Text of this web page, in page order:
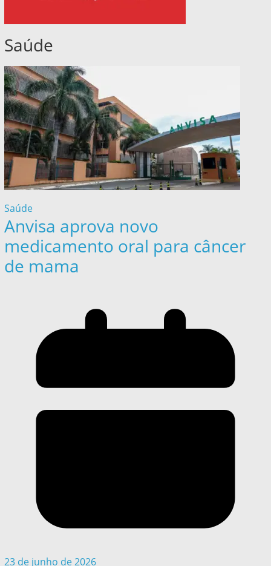
Saúde
Saúde
Anvisa aprova novo
medicamento oral para câncer
de mama
23 de junho de 2026